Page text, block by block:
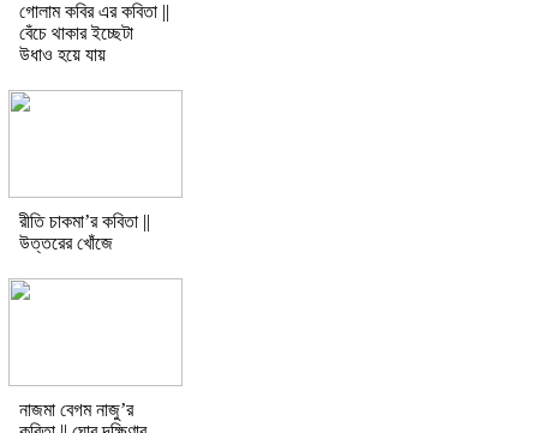
গোলাম কবির এর কবিতা ||
বেঁচে থাকার ইচ্ছেটা
উধাও হয়ে যায়
রীতি চাকমা’র কবিতা ||
উত্তরের খোঁজে
নাজমা বেগম নাজু’র